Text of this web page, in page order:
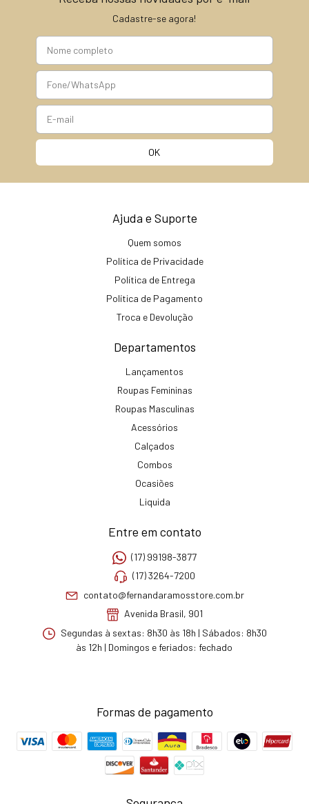
Cadastre-se agora!
Ajuda e Suporte
Quem somos
Política de Privacidade
Política de Entrega
Política de Pagamento
Troca e Devolução
Departamentos
Lançamentos
Roupas Femininas
Roupas Masculinas
Acessórios
Calçados
Combos
Ocasiões
Liquida
Entre em contato
(17) 99198-3877
(17) 3264-7200
contato@fernandaramosstore.com.br
Avenida Brasil, 901
Segundas à sextas: 8h30 às 18h | Sábados: 8h30
às 12h | Domingos e feriados: fechado
Formas de pagamento